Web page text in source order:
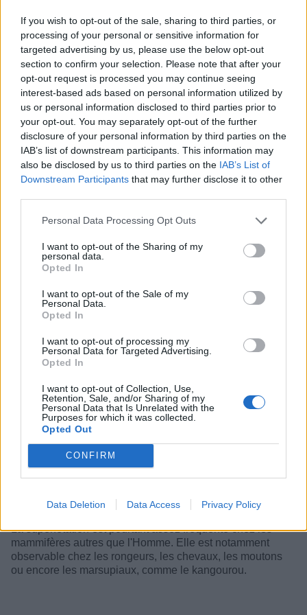
If you wish to opt-out of the sale, sharing to third parties, or
processing of your personal or sensitive information for
targeted advertising by us, please use the below opt-out
section to confirm your selection. Please note that after your
opt-out request is processed you may continue seeing
interest-based ads based on personal information utilized by
us or personal information disclosed to third parties prior to
your opt-out. You may separately opt-out of the further
disclosure of your personal information by third parties on the
IAB’s list of downstream participants. This information may
also be disclosed by us to third parties on the IAB’s List of
Downstream Participants that may further disclose it to other
Personal Data Processing Opt Outs
I want to opt-out of the Sharing of my
personal data.
Opted In
I want to opt-out of the Sale of my
Personal Data.
Opted In
I want to opt-out of processing my
Personal Data for Targeted Advertising.
Opted In
I want to opt-out of Collection, Use,
Retention, Sale, and/or Sharing of my
Personal Data that Is Unrelated with the
Purposes for which it was collected.
Opted Out
CONFIRM
Data Deletion Data Access Privacy Policy
une raison quelconque, en superfétation, une
femmeenceinte parvient toujours à ovuler".
Résultat, Jessica Allen était bien enceinte de deux bébés,
mais tous deux avaient des gestations différentes... et
des parents différents. Extrêmement rare, ce phénomène
ne s'est produit que dix fois dans l'histoire de la médecine
moderne.
vérifiés, on ignore encore pourquoi la superfétation se
peuvent augmenter les chances du phénomène.
La superfétation est pourtant assez fréquente chez les
mammifères autres que l'Homme. Elle est notamment
observable chez les rongeurs, les chevaux, les moutons
ou encore les marsupiaux, comme le kangourou.